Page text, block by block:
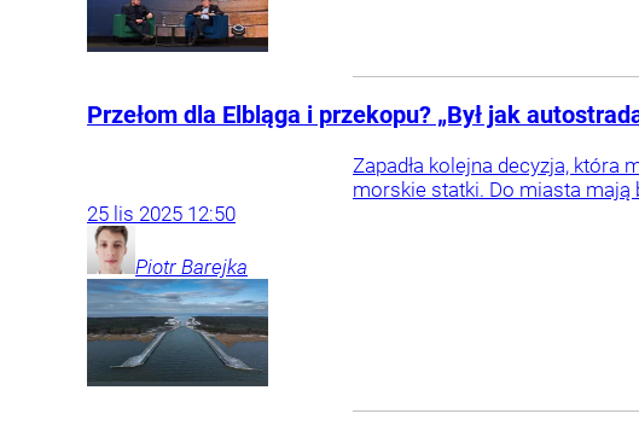
Przełom dla Elbląga i przekopu? „Był jak
Zapadła kolejna decyzja, która
morskie statki. Do miasta mają
25 lis 2025 12:50
Piotr Barejka